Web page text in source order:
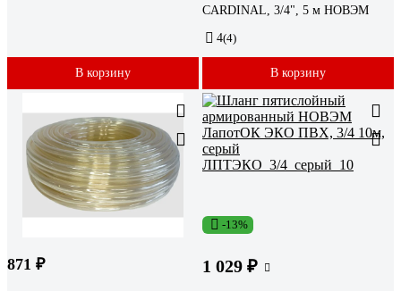
В корзину
CARDINAL, 3/4", 5 м НОВЭМ
4(4)
В корзину
871 ₽
-13%
1 029 ₽